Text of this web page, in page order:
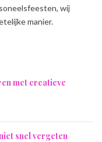
wij
manier.
met creatieve
snel vergeten